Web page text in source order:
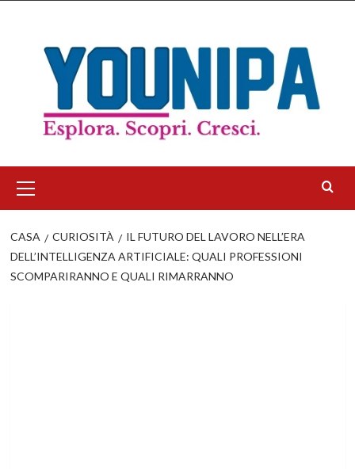
contenuto
principale
CASA CURIOSITÀ
IL FUTURO DEL LAVORO NELL’ERA
DELL’INTELLIGENZA ARTIFICIALE: QUALI PROFESSIONI
SCOMPARIRANNO E QUALI RIMARRANNO